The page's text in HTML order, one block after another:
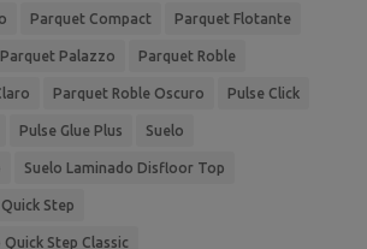
Parquet Compact Parquet Flotante
Parquet Palazzo Parquet Roble
Parquet Roble Oscuro Pulse Click
Pulse Glue Plus Suelo
Suelo Laminado Disfloor Top
Step
Step Classic